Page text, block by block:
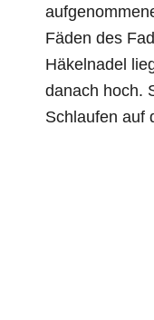
Fäden des
Häkelnadel
danach hoch.
Schlaufen auf